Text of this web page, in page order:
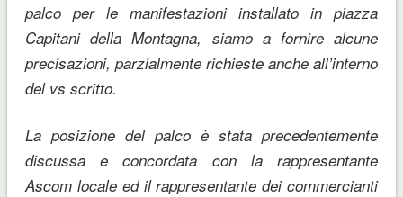
palco per le manifestazioni installato in piazza
Capitani della Montagna, siamo a fornire alcune
precisazioni, parzialmente richieste anche all’interno
del vs scritto.
La posizione del palco è stata precedentemente
discussa e concordata con la rappresentante
Ascom locale ed il rappresentante dei commercianti